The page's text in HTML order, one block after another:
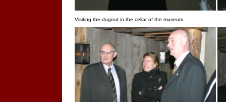
Visiting the dugout in the cellar of the museum.